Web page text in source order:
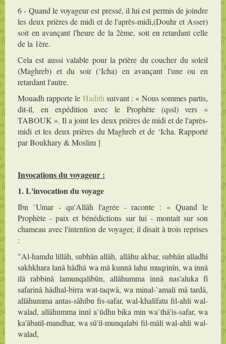
6 - Quand le voyageur est pressé, il lui est permis de joindre
les deux prières de midi et de l'après-midi,(Douhr et Asser)
soit en avançant l'heure de la 2ème, soit en retardant celle
de la 1ère.
Cela est aussi valable pour la prière du coucher du soleil
(Maghreb) et du soir (‘Icha) en avançant l'une ou en
retardant l'autre.
Mouadh rapporte le Hadith suivant : « Nous sommes partis,
dit-il, en expédition avec le Prophète (qssl) vers «
TABOUK ». Il a joint les deux prières de midi et de l'après-
midi et les deux prières du Maghreb et de ‘Icha. Rapporté
par Boukhary & Moslim ]
Invocations du voyageur :
1. L'invocation du voyage
Ibn `Umar - qu'Allâh l'agrée - raconte : « Quand le
Prophète - paix et bénédictions sur lui - montait sur son
chameau avec l'intention de voyager, il disait à trois reprises
:
"Al-hamdu lillâh, subhân allâh, allâhu akbar, subhân alladhî
sakhkhara lanâ hâdhâ wa mâ kunnâ lahu muqrinîn, wa innâ
ilâ rabbinâ lamunqalibûn, allâhumma innâ nas'aluka fî
safarinâ hâdhal-birra wat-taqwâ, wa minal-`amali mâ tardâ,
allâhumma antas-sâhibu fis-safar, wal-khalîfatu fil-ahli wal-
walad, allâhumma innî a`ûdhu bika min wa`thâ'is-safar, wa
ka'âbatil-mandhar, wa sû'il-munqalabi fil-mâli wal-ahli wal-
walad,